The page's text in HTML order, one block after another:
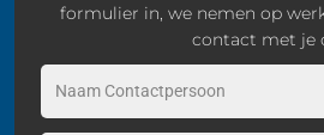
formulier in, we nemen op
contact met je